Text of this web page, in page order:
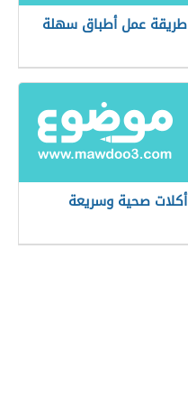
طريقة عمل أطباق سهلة
أكلات صحية وسريعة